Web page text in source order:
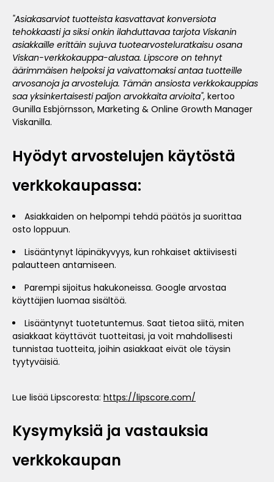
"Asiakasarviot tuotteista kasvattavat konversiota
tehokkaasti ja siksi onkin ilahduttavaa tarjota Viskanin
asiakkaille erittäin sujuva tuotearvosteluratkaisu osana
Viskan-verkkokauppa-alustaa. Lipscore on tehnyt
äärimmäisen helpoksi ja vaivattomaksi antaa tuotteille
arvosanoja ja arvosteluja. Tämän ansiosta verkkokauppias
saa yksinkertaisesti paljon arvokkaita arvioita", kertoo
Gunilla Esbjörnsson, Marketing & Online Growth Manager
Viskanilla.
Hyödyt arvostelujen käytöstä
verkkokaupassa:
Asiakkaiden on helpompi tehdä päätös ja suorittaa
osto loppuun.
Lisääntynyt läpinäkyvyys, kun rohkaiset aktiivisesti
palautteen antamiseen.
Parempi sijoitus hakukoneissa. Google arvostaa
käyttäjien luomaa sisältöä.
Lisääntynyt tuotetuntemus. Saat tietoa siitä, miten
asiakkaat käyttävät tuotteitasi, ja voit mahdollisesti
tunnistaa tuotteita, joihin asiakkaat eivät ole täysin
tyytyväisiä.
Lue lisää Lipscoresta: https://lipscore.com/
Kysymyksiä ja vastauksia
verkkokaupan